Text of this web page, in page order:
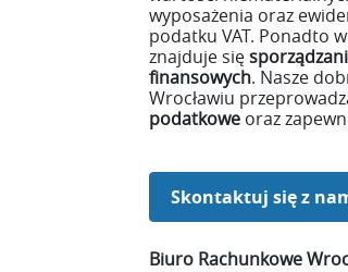
wyposażenia oraz
podatku VAT. Ponadto
znajduje się
finansowych. Nasze
Wrocławiu
podatkowe oraz
Skontaktuj się z
Biuro Rachunkowe